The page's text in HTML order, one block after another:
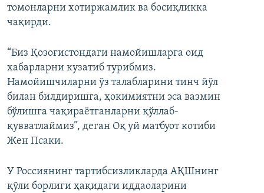
томонларни хотиржамлик ва босиқликка
чақирди.
“Биз Қозоғистондаги намойишларга оид
хабарларни кузатиб турибмиз.
Намойишчиларни ўз талабларини тинч йўл
билан билдиришга, ҳокимиятни эса вазмин
бўлишга чақираётганларни қўллаб-
қувватлаймиз”, деган Оқ уй матбуот котиби
Жен Псаки.
У Россиянинг тартибсизликларда АҚШнинг
қўли борлиги ҳақидаги иддаоларини